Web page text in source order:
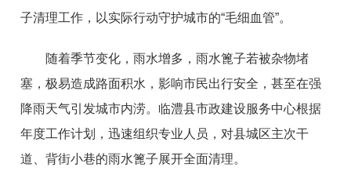
子清理工作，以实际行动守护城市的“毛细血管”。
随着季节变化，雨水增多，雨水篦子若被杂物堵
塞，极易造成路面积水，影响市民出行安全，甚至在强
降雨天气引发城市内涝。临澧县市政建设服务中心根据
年度工作计划，迅速组织专业人员，对县城区主次干
道、背街小巷的雨水篦子展开全面清理。